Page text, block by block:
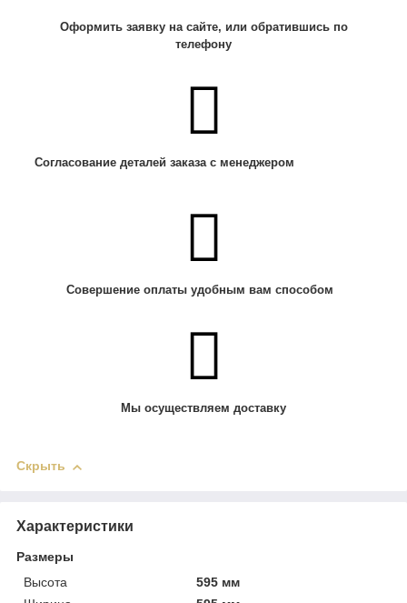
Оформить заявку на сайте, или обратившись по
телефону
Согласование деталей заказа с менеджером
Совершение оплаты удобным вам способом
Мы осуществляем доставку
Скрыть
Характеристики
Размеры
Высота
595 мм